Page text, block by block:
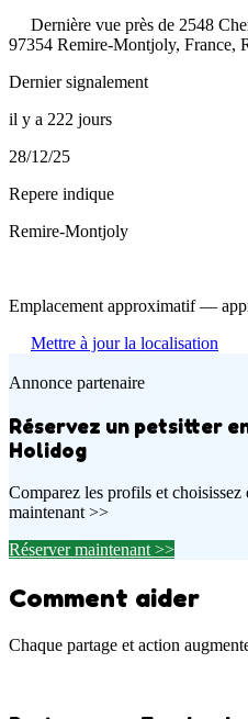
Dernière vue près de 2548
97354 Remire-Montjoly, France,
Dernier signalement
il y a 222 jours
28/12/25
Repere indique
Remire-Montjoly
Emplacement approximatif —
Mettre à jour la localisation
Annonce partenaire
Réservez un petsitter
Holidog
Comparez les profils et
maintenant >>
Réserver maintenant >>
Comment aider
Chaque partage et action